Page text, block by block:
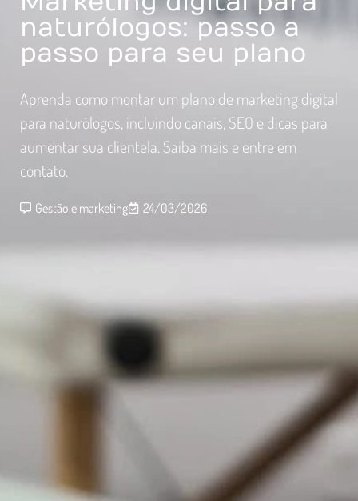
naturólogos: passo a
passo para seu plano
Aprenda como montar um plano de marketing digital
para naturólogos, incluindo canais, SEO e dicas para
aumentar sua clientela. Saiba mais e entre em
contato.
Gestão e marketing 24/03/2026